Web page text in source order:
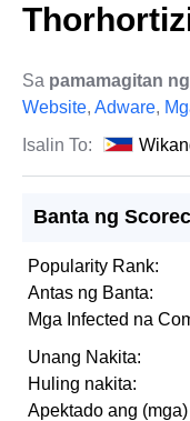
Sa pamamagitan
Website, Adware,
Isalin To:
Banta ng
Popularity Rank:
Antas ng Banta:
Mga Infected na
Unang Nakita:
Huling nakita:
Apektado ang (mga)